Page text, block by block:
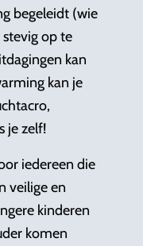
begeleidt (wie
op te
kan
kan je
je zelf!
iedereen die
veilige en
kinderen
komen